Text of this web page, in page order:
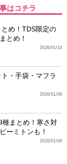
はコチラ
とめ！TDS限定の
とめ！
2026/01/14
・手袋・マフラ
2026/01/06
種まとめ！寒さ対
ーミトンも！
2026/01/06